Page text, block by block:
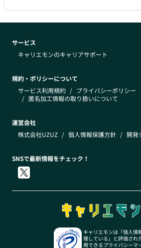
サービス
キャリエモンのキャリアサポート
規約・ポリシーについて
サービス利用規約 / プライバシーポリシー
/ 匿名加工情報の取り扱いについて
運営会社
株式会社UZUZ / 個人情報保護方針 / 開発
SNSで最新情報をチェック！
キャリエモンは「個人情
理している」と評価され
用できるプライバシーマ